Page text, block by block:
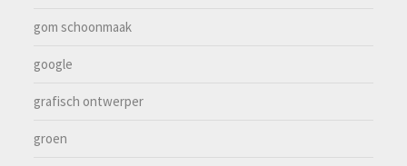
gom schoonmaak
google
grafisch ontwerper
groen